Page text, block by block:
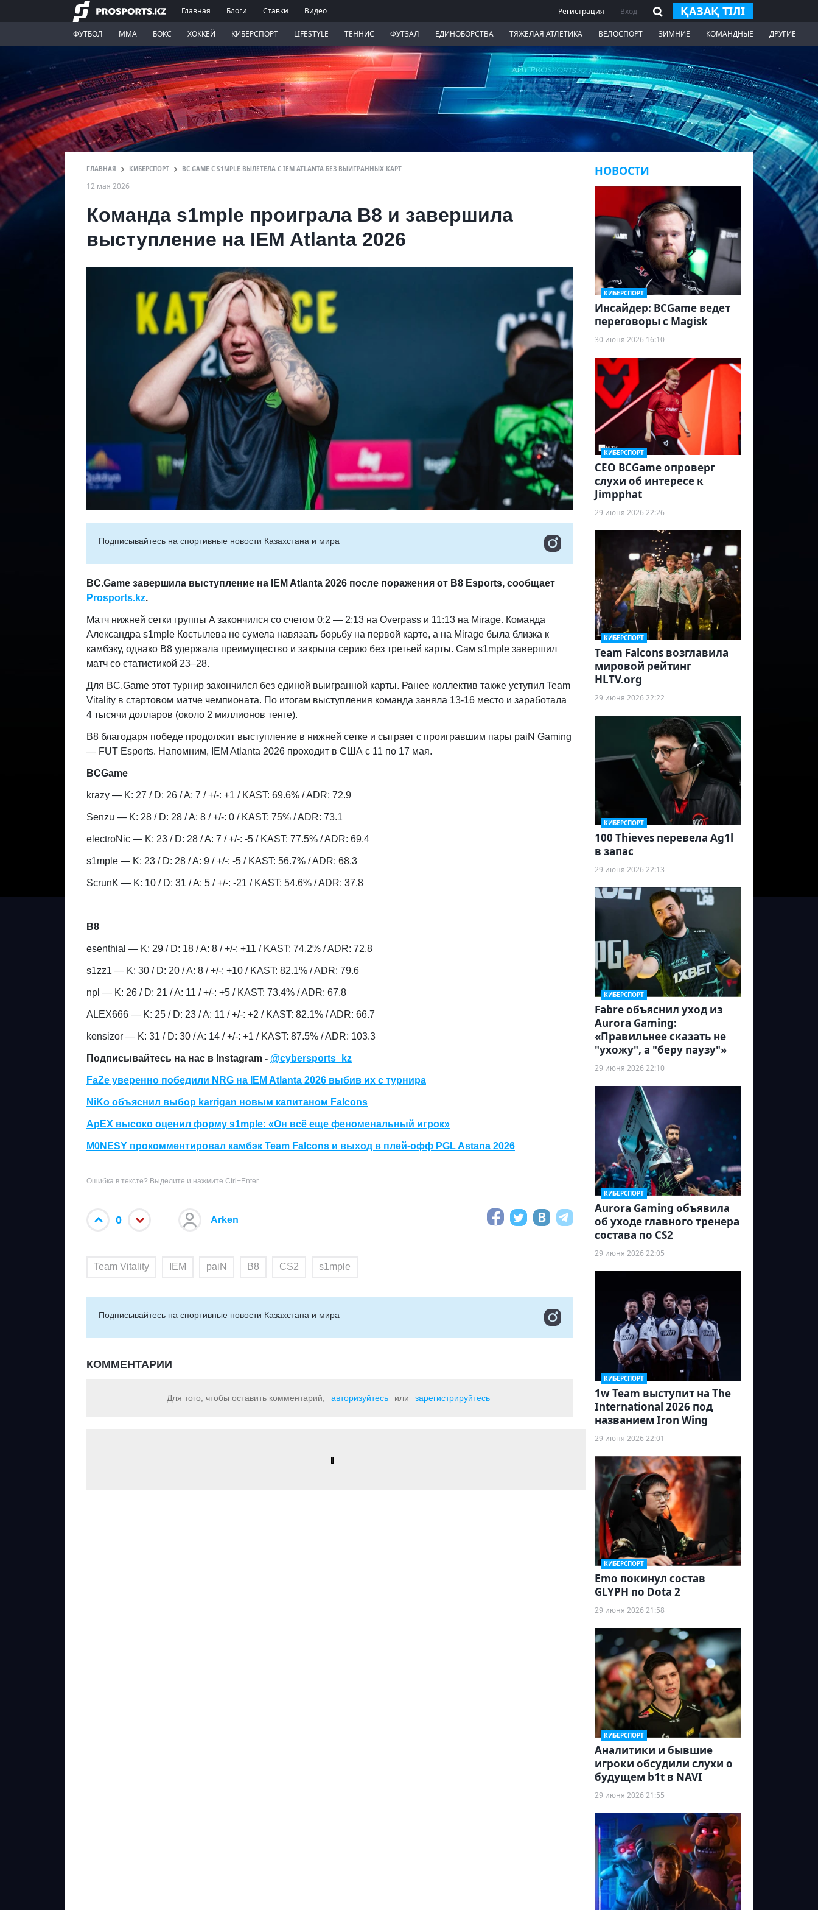
Главная Блоги Ставки Видео Регистрация Вход ҚАЗАҚ ТІЛІ
ФУТБОЛ ММА БОКС ХОККЕЙ КИБЕРСПОРТ LIFESTYLE ТЕННИС ФУТЗАЛ ЕДИНОБОРСТВА ТЯЖЕЛАЯ АТЛЕТИКА ВЕЛОСПОРТ ЗИМНИЕ КОМАНДНЫЕ ДРУГИЕ
ГЛАВНАЯ КИБЕРСПОРТ BC.GAME С S1MPLE ВЫЛЕТЕЛА С IEM ATLANTA БЕЗ ВЫИГРАННЫХ КАРТ
12 мая 2026
Команда s1mple проиграла B8 и завершила
выступление на IEM Atlanta 2026
Подписывайтесь на cпортивные новости Казахстана и мира
BC.Game завершила выступление на IEM Atlanta 2026 после поражения от B8 Esports, сообщает
Prosports.kz.
Матч нижней сетки группы A закончился со счетом 0:2 — 2:13 на Overpass и 11:13 на Mirage. Команда
Александра s1mple Костылева не сумела навязать борьбу на первой карте, а на Mirage была близка к
камбэку, однако B8 удержала преимущество и закрыла серию без третьей карты. Сам s1mple завершил
матч со статистикой 23–28.
Для BC.Game этот турнир закончился без единой выигранной карты. Ранее коллектив также уступил Team
Vitality в стартовом матче чемпионата. По итогам выступления команда заняла 13-16 место и заработала
4 тысячи долларов (около 2 миллионов тенге).
B8 благодаря победе продолжит выступление в нижней сетке и сыграет с проигравшим пары paiN Gaming
— FUT Esports. Напомним, IEM Atlanta 2026 проходит в США с 11 по 17 мая.
BCGame
krazy — K: 27 / D: 26 / A: 7 / +/-: +1 / KAST: 69.6% / ADR: 72.9
Senzu — K: 28 / D: 28 / A: 8 / +/-: 0 / KAST: 75% / ADR: 73.1
electroNic — K: 23 / D: 28 / A: 7 / +/-: -5 / KAST: 77.5% / ADR: 69.4
s1mple — K: 23 / D: 28 / A: 9 / +/-: -5 / KAST: 56.7% / ADR: 68.3
ScrunK — K: 10 / D: 31 / A: 5 / +/-: -21 / KAST: 54.6% / ADR: 37.8
B8
esenthial — K: 29 / D: 18 / A: 8 / +/-: +11 / KAST: 74.2% / ADR: 72.8
s1zz1 — K: 30 / D: 20 / A: 8 / +/-: +10 / KAST: 82.1% / ADR: 79.6
npl — K: 26 / D: 21 / A: 11 / +/-: +5 / KAST: 73.4% / ADR: 67.8
ALEX666 — K: 25 / D: 23 / A: 11 / +/-: +2 / KAST: 82.1% / ADR: 66.7
kensizor — K: 31 / D: 30 / A: 14 / +/-: +1 / KAST: 87.5% / ADR: 103.3
Подписывайтесь на нас в Instagram - @cybersports_kz
FaZe уверенно победили NRG на IEM Atlanta 2026 выбив их с турнира
NiKo объяснил выбор karrigan новым капитаном Falcons
ApEX высоко оценил форму s1mple: «Он всё еще феноменальный игрок»
M0NESY прокомментировал камбэк Team Falcons и выход в плей-офф PGL Astana 2026
Ошибка в тексте? Выделите и нажмите Ctrl+Enter
0 Arken
Team Vitality IEM paiN B8 CS2 s1mple
Подписывайтесь на cпортивные новости Казахстана и мира
КОММЕНТАРИИ
Для того, чтобы оставить комментарий, авторизуйтесь или зарегистрируйтесь
НОВОСТИ
КИБЕРСПОРТ
Инсайдер: BCGame ведет
переговоры с Magisk
30 июня 2026 16:10
КИБЕРСПОРТ
CEO BCGame опроверг
слухи об интересе к
Jimpphat
29 июня 2026 22:26
КИБЕРСПОРТ
Team Falcons возглавила
мировой рейтинг
HLTV.org
29 июня 2026 22:22
КИБЕРСПОРТ
100 Thieves перевела Ag1l
в запас
29 июня 2026 22:13
КИБЕРСПОРТ
Fabre объяснил уход из
Aurora Gaming:
«Правильнее сказать не
"ухожу", а "беру паузу"»
29 июня 2026 22:10
КИБЕРСПОРТ
Aurora Gaming объявила
об уходе главного тренера
состава по CS2
29 июня 2026 22:05
КИБЕРСПОРТ
1w Team выступит на The
International 2026 под
названием Iron Wing
29 июня 2026 22:01
КИБЕРСПОРТ
Emo покинул состав
GLYPH по Dota 2
29 июня 2026 21:58
КИБЕРСПОРТ
Аналитики и бывшие
игроки обсудили слухи о
будущем b1t в NAVI
29 июня 2026 21:55